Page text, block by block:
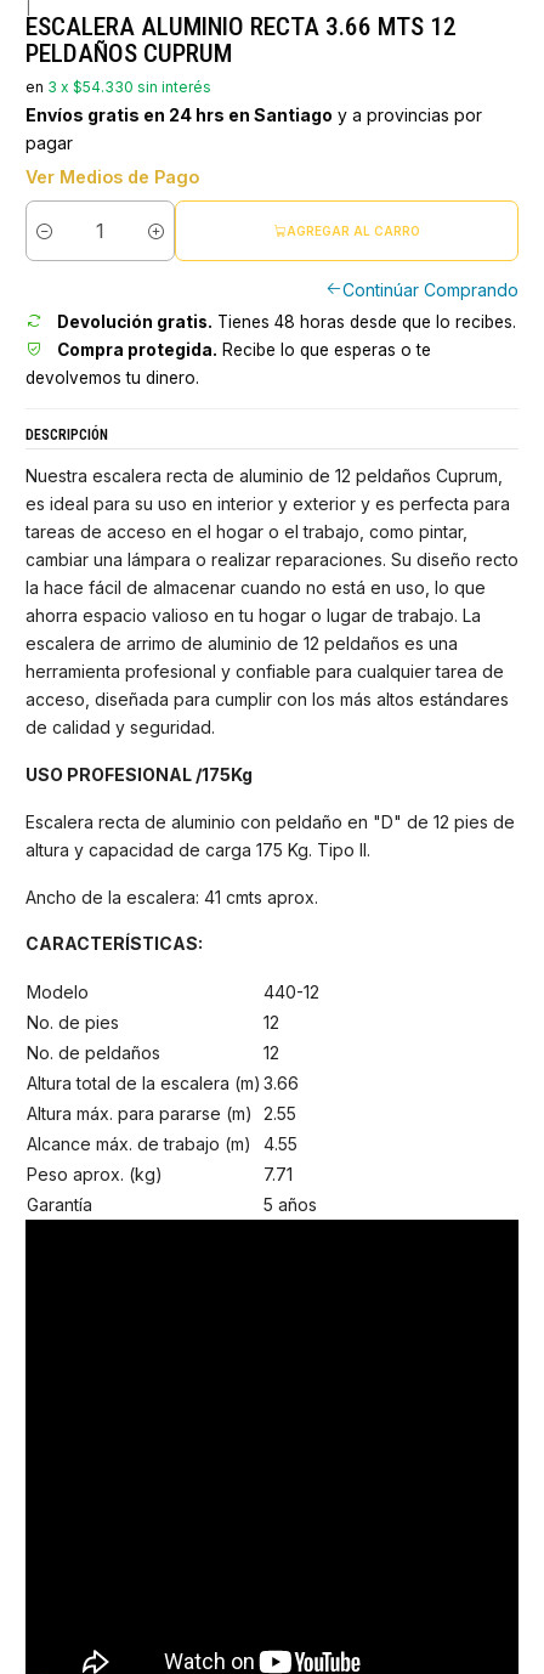
ESCALERA ALUMINIO RECTA 3.66 MTS 12
PELDAÑOS CUPRUM
en 3 x $54.330 sin interés
Envíos gratis en 24 hrs en Santiago y a provincias por
pagar
Ver Medios de Pago
Cantidad
AGREGAR AL CARRO
Continúar Comprando
Devolución gratis. Tienes 48 horas desde que lo recibes.
Compra protegida. Recibe lo que esperas o te
devolvemos tu dinero.
DESCRIPCIÓN
Nuestra escalera recta de aluminio de 12 peldaños Cuprum,
es ideal para su uso en interior y exterior y es perfecta para
tareas de acceso en el hogar o el trabajo, como pintar,
cambiar una lámpara o realizar reparaciones. Su diseño recto
la hace fácil de almacenar cuando no está en uso, lo que
ahorra espacio valioso en tu hogar o lugar de trabajo. La
escalera de arrimo de aluminio de 12 peldaños es una
herramienta profesional y confiable para cualquier tarea de
acceso, diseñada para cumplir con los más altos estándares
de calidad y seguridad.
USO PROFESIONAL /175Kg
Escalera recta de aluminio con peldaño en "D" de 12 pies de
altura y capacidad de carga 175 Kg. Tipo II.
Ancho de la escalera: 41 cmts aprox.
CARACTERÍSTICAS:
Modelo
440-12
No. de pies
12
No. de peldaños
12
Altura total de la escalera (m) 3.66
Altura máx. para pararse (m)
2.55
Alcance máx. de trabajo (m)
4.55
Peso aprox. (kg)
7.71
Garantía
5 años